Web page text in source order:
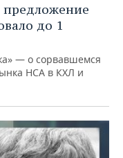
до 1
— о сорвавшемся
НСА в КХЛ и